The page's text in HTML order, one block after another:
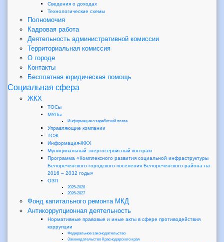
Сведения о доходах
Технологические схемы
Полномочия
Кадровая работа
Деятельность административной комиссии
Территориальная комиссия
О городе
Контакты
Бесплатная юридическая помощь
Социальная сфера
ЖКХ
ТОСы
МУПы
Информация о заработной плате
Управляющие компании
ТСЖ
Информация-ЖКХ
Муниципальный энергосервисный контракт
Программа «Комплексного развития социальной инфраструктуры
Белореченского городского поселения Белореченского района на
2016 – 2032 годы»
ОЗП
2025-2026
2026-2027
Фонд капитального ремонта МКД
Антикоррупционная деятельность
Нормативные правовые и иные акты в сфере противодействия
коррупции
Федеральное законодательство
Законодательство Краснодарского края